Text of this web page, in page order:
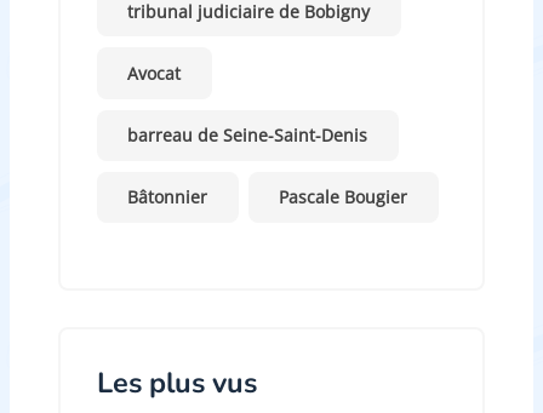
tribunal judiciaire de Bobigny
Avocat
barreau de Seine-Saint-Denis
Bâtonnier Pascale Bougier
Les plus vus